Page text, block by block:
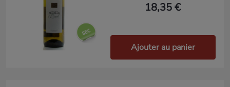
18,35 €
Ajouter au panier